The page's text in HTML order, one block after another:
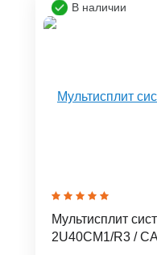
В наличии
Мультисплит
2U40CM1/R3 /